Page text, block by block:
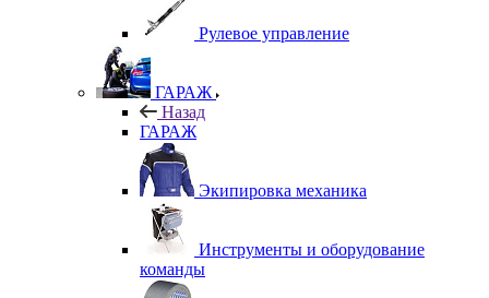
Рулевое управление
ГАРАЖ
Назад
ГАРАЖ
Экипировка механика
Инструменты и оборудование
команды